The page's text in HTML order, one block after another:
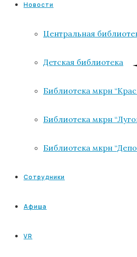
Новости
Центральная
Детская библиотека
Библиотека мкрн
Библиотека мкрн
Библиотека мкрн
Сотрудники
Афиша
VR